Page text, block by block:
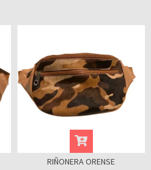
RIÑONERA ORENSE